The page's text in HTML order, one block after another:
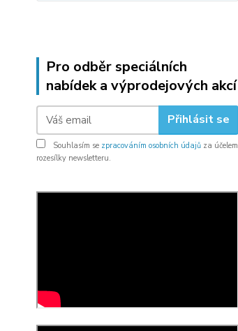
Pro odběr speciálních
nabídek a výprodejových akcí
Přihlásit se
Souhlasím se zpracováním osobních údajů za účelem
rozesílky newsletteru.